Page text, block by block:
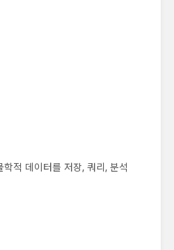
적 데이터를 저장, 쿼리, 분석